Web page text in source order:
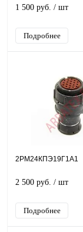
1 500 руб. / шт
Подробнее
2РМ24КПЭ19Г1А1
2 500 руб. / шт
Подробнее